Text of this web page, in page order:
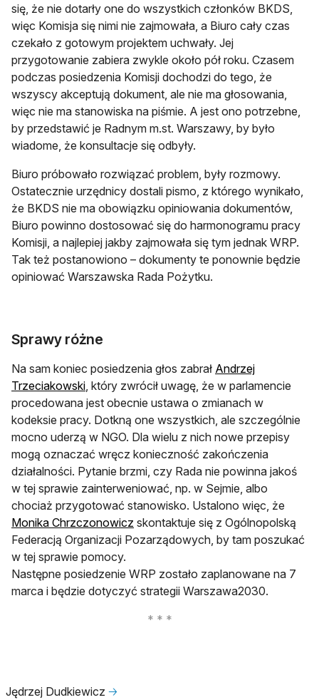
się, że nie dotarły one do wszystkich członków BKDS,
więc Komisja się nimi nie zajmowała, a Biuro cały czas
czekało z gotowym projektem uchwały. Jej
przygotowanie zabiera zwykle około pół roku. Czasem
podczas posiedzenia Komisji dochodzi do tego, że
wszyscy akceptują dokument, ale nie ma głosowania,
więc nie ma stanowiska na piśmie. A jest ono potrzebne,
by przedstawić je Radnym m.st. Warszawy, by było
wiadome, że konsultacje się odbyły.
Biuro próbowało rozwiązać problem, były rozmowy.
Ostatecznie urzędnicy dostali pismo, z którego wynikało,
że BKDS nie ma obowiązku opiniowania dokumentów,
Biuro powinno dostosować się do harmonogramu pracy
Komisji, a najlepiej jakby zajmowała się tym jednak WRP.
Tak też postanowiono – dokumenty te ponownie będzie
opiniować Warszawska Rada Pożytku.
Sprawy różne
Na sam koniec posiedzenia głos zabrał Andrzej
Trzeciakowskiotwiera się w nowej karcie
, który zwrócił uwagę, że w parlamencie
procedowana jest obecnie ustawa o zmianach w
kodeksie pracy. Dotkną one wszystkich, ale szczególnie
mocno uderzą w NGO. Dla wielu z nich nowe przepisy
mogą oznaczać wręcz konieczność zakończenia
działalności. Pytanie brzmi, czy Rada nie powinna jakoś
w tej sprawie zainterweniować, np. w Sejmie, albo
chociaż przygotować stanowisko. Ustalono więc, że
Monika Chrzczonowicz otwiera się w nowej karcie
skontaktuje się z Ogólnopolską
Federacją Organizacji Pozarządowych, by tam poszukać
w tej sprawie pomocy.
Następne posiedzenie WRP zostało zaplanowane na 7
marca i będzie dotyczyć strategii Warszawa2030.
Jędrzej Dudkiewicz 🡢